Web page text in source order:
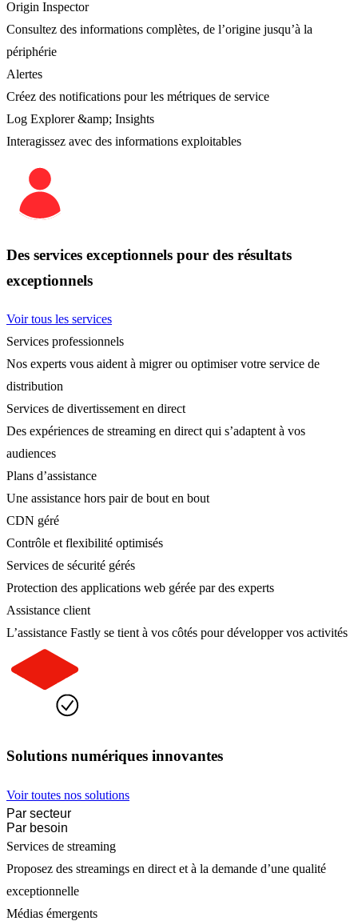
Origin Inspector
Consultez des informations complètes, de l’origine jusqu’à la
périphérie
Alertes
Créez des notifications pour les métriques de service
Log Explorer &amp; Insights
Interagissez avec des informations exploitables
Des services exceptionnels pour des résultats
exceptionnels
Voir tous les services
Services professionnels
Nos experts vous aident à migrer ou optimiser votre service de
distribution
Services de divertissement en direct
Des expériences de streaming en direct qui s’adaptent à vos
audiences
Plans d’assistance
Une assistance hors pair de bout en bout
CDN géré
Contrôle et flexibilité optimisés
Services de sécurité gérés
Protection des applications web gérée par des experts
Assistance client
L’assistance Fastly se tient à vos côtés pour développer vos activités
Solutions numériques innovantes
Voir toutes nos solutions
Par secteur
Par besoin
Services de streaming
Proposez des streamings en direct et à la demande d’une qualité
exceptionnelle
Médias émergents